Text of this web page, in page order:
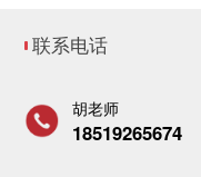
联系电话
胡老师
18519265674